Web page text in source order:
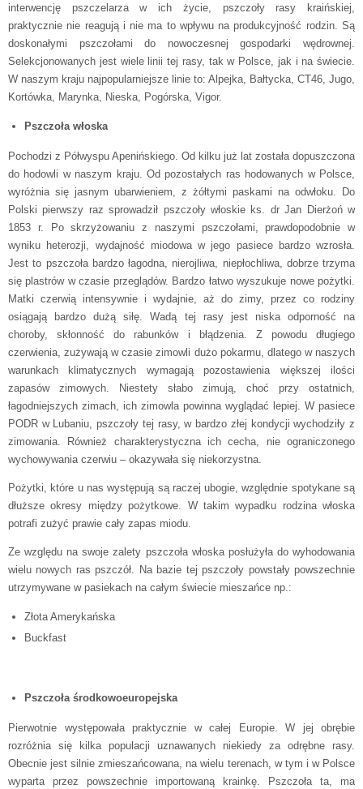
interwencję pszczelarza w ich życie, pszczoły rasy kraińskiej,
praktycznie nie reagują i nie ma to wpływu na produkcyjność rodzin. Są
doskonałymi pszczołami do nowoczesnej gospodarki wędrownej.
Selekcjonowanych jest wiele linii tej rasy, tak w Polsce, jak i na świecie.
W naszym kraju najpopularniejsze linie to: Alpejka, Bałtycka, CT46, Jugo,
Kortówka, Marynka, Nieska, Pogórska, Vigor.
Pszczoła włoska
Pochodzi z Półwyspu Apenińskiego. Od kilku już lat została dopuszczona
do hodowli w naszym kraju. Od pozostałych ras hodowanych w Polsce,
wyróżnia się jasnym ubarwieniem, z żółtymi paskami na odwłoku. Do
Polski pierwszy raz sprowadził pszczoły włoskie ks. dr Jan Dierżoń w
1853 r. Po skrzyżowaniu z naszymi pszczołami, prawdopodobnie w
wyniku heterozji, wydajność miodowa w jego pasiece bardzo wzrosła.
Jest to pszczoła bardzo łagodna, nierojliwa, niepłochliwa, dobrze trzyma
się plastrów w czasie przeglądów. Bardzo łatwo wyszukuje nowe pożytki.
Matki czerwią intensywnie i wydajnie, aż do zimy, przez co rodziny
osiągają bardzo dużą siłę. Wadą tej rasy jest niska odporność na
choroby, skłonność do rabunków i błądzenia. Z powodu długiego
czerwienia, zużywają w czasie zimowli dużo pokarmu, dlatego w naszych
warunkach klimatycznych wymagają pozostawienia większej ilości
zapasów zimowych. Niestety słabo zimują, choć przy ostatnich,
łagodniejszych zimach, ich zimowla powinna wyglądać lepiej. W pasiece
PODR w Lubaniu, pszczoły tej rasy, w bardzo złej kondycji wychodziły z
zimowania. Również charakterystyczna ich cecha, nie ograniczonego
wychowywania czerwiu – okazywała się niekorzystna.
Pożytki, które u nas występują są raczej ubogie, względnie spotykane są
dłuższe okresy między pożytkowe. W takim wypadku rodzina włoska
potrafi zużyć prawie cały zapas miodu.
Ze względu na swoje zalety pszczoła włoska posłużyła do wyhodowania
wielu nowych ras pszczół. Na bazie tej pszczoły powstały powszechnie
utrzymywane w pasiekach na całym świecie mieszańce np.:
Złota Amerykańska
Buckfast
Pszczoła środkowoeuropejska
Pierwotnie występowała praktycznie w całej Europie. W jej obrębie
rozróżnia się kilka populacji uznawanych niekiedy za odrębne rasy.
Obecnie jest silnie zmieszańcowana, na wielu terenach, w tym i w Polsce
wyparta przez powszechnie importowaną krainkę. Pszczoła ta, ma